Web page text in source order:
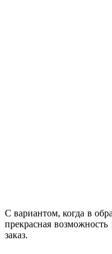
С вариантом, когда в
прекрасная
заказ.